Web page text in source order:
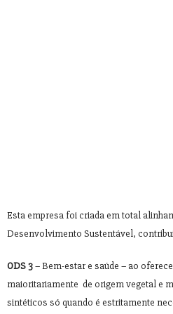
Esta empresa foi criada em total
Desenvolvimento Sustentável,
ODS 3– Bem-estar e saúde – ao
maioritariamente de origem vegetal e
sintéticos só quando é estritamente